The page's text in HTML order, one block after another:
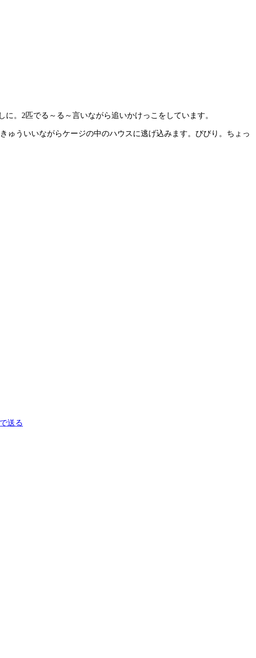
。2匹でる～る～言いながら追いかけっこをしています。
ゅういいながらケージの中のハウスに逃げ込みます。びびり。ちょっ